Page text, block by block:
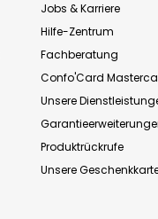
Jobs & Karriere
Hilfe-Zentrum
Fachberatung
Confo'Card
Unsere
Produktrückrufe
Unsere